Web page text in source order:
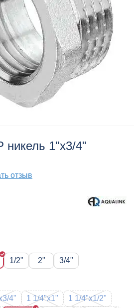
1"x3/4"
отзыв
1/2" 2" 3/4"
4" 1 1/4"x1"
1 1/4"x1/2"